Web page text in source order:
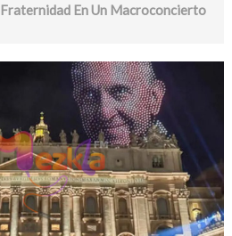
En Un Macroconcierto